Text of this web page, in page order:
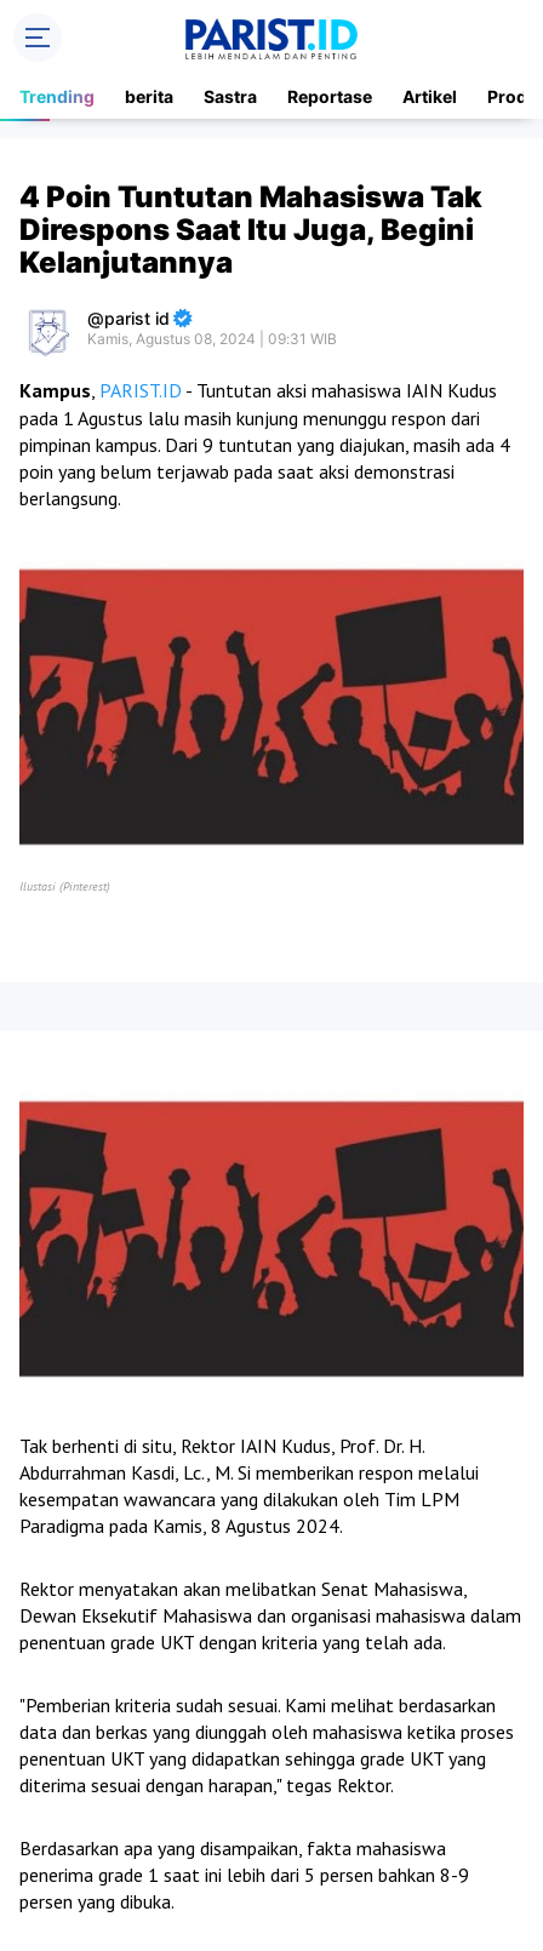
Trending berita Sastra Reportase Artikel
4 Poin Tuntutan Mahasiswa Tak
Direspons Saat Itu Juga, Begini
Kelanjutannya
parist id
Kamis, Agustus 08, 2024 | 09:31 WIB
Kampus, PARIST.ID - Tuntutan aksi mahasiswa IAIN Kudus
pada 1 Agustus lalu masih kunjung menunggu respon dari
pimpinan kampus. Dari 9 tuntutan yang diajukan, masih ada 4
poin yang belum terjawab pada saat aksi demonstrasi
berlangsung.
Ilustasi (Pinterest)
Tak berhenti di situ, Rektor IAIN Kudus, Prof. Dr. H.
Abdurrahman Kasdi, Lc., M. Si memberikan respon melalui
kesempatan wawancara yang dilakukan oleh Tim LPM
Paradigma pada Kamis, 8 Agustus 2024.
Rektor menyatakan akan melibatkan Senat Mahasiswa,
Dewan Eksekutif Mahasiswa dan organisasi mahasiswa dalam
penentuan grade UKT dengan kriteria yang telah ada.
"Pemberian kriteria sudah sesuai. Kami melihat berdasarkan
data dan berkas yang diunggah oleh mahasiswa ketika proses
penentuan UKT yang didapatkan sehingga grade UKT yang
diterima sesuai dengan harapan," tegas Rektor.
Berdasarkan apa yang disampaikan, fakta mahasiswa
penerima grade 1 saat ini lebih dari 5 persen bahkan 8-9
persen yang dibuka.